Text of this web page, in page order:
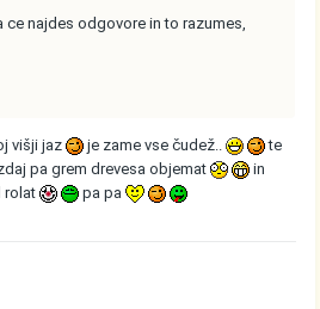
ce najdes odgovore in to razumes,
višji jaz je zame vse čudež..
te
pa grem drevesa objemat
in
rolat pa pa